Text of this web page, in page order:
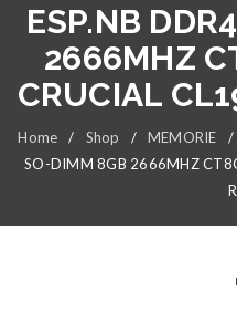
ESP.NB
2666MHZ
CRUCIAL
Home / Shop / MEMORIE /
SO-DIMM 8GB 2666MHZ